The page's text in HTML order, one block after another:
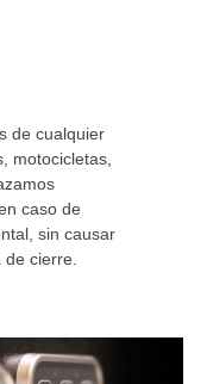
de cualquier
motocicletas,
caso de
sin causar
cierre.